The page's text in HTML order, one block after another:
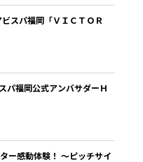
スパ福岡「ＶＩＣＴＯＲ
パ福岡公式アンバサダーＨ
ー感動体験！ ～ピッチサイ